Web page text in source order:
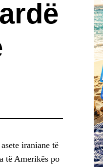
iraniane të
të Amerikës po